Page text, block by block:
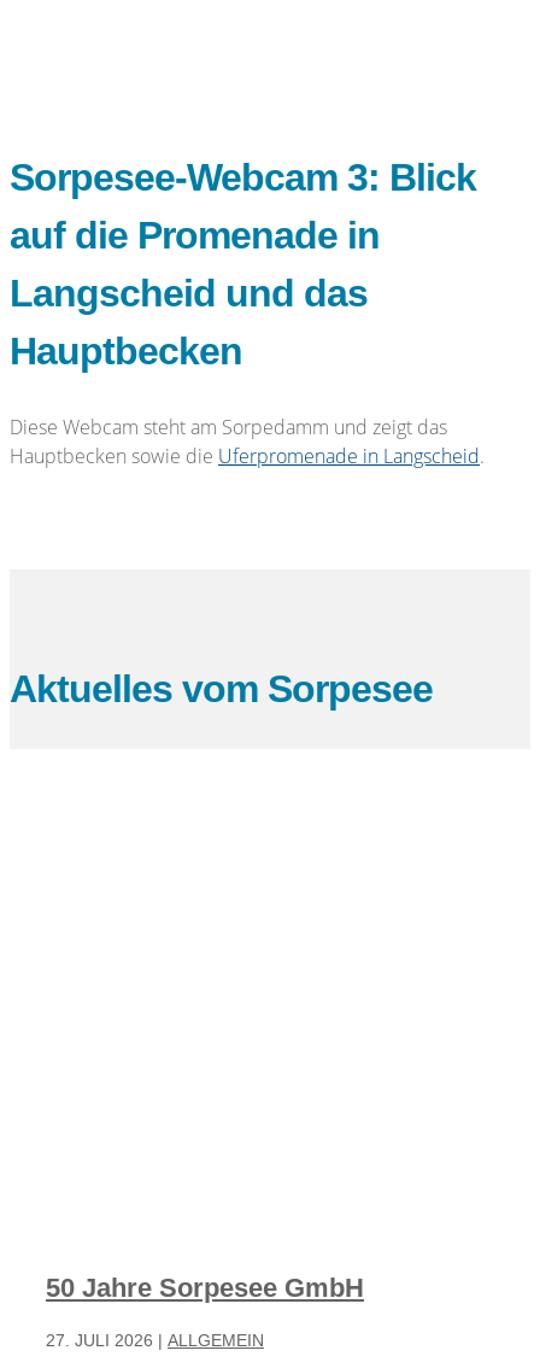
Sorpesee-Webcam 3: Blick
auf die Promenade in
Langscheid und das
Hauptbecken
Diese Webcam steht am Sorpedamm und zeigt das
Hauptbecken sowie die Uferpromenade in Langscheid.
Aktuelles vom Sorpesee
50 Jahre Sorpesee GmbH
27. JULI 2026 | ALLGEMEIN